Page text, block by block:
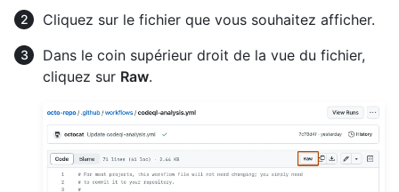
Cliquez sur le fichier que vous souhaitez afficher.
Dans le coin supérieur droit de la vue du fichier,
cliquez sur Raw.